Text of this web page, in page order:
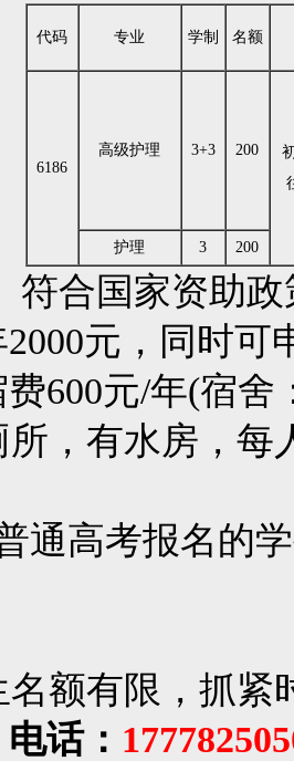
代码 专业 学制 名额
6186
高级护理 3+3 200
护理 3 200
合国家资助政
元，同时可
600元/年(宿
，有水房，每
通高考报名的
名额有限，抓紧
电话：